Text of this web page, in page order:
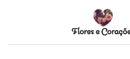
content